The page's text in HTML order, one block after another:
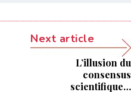
Next article
L’illusion du
consensus
scientifique…